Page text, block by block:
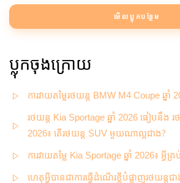
មើលប្លុកបន្ថែម
ប្លុកចុងក្រោយ
ការវាយតម្លៃរថយន្ត BMW M4 Coupe ឆ្នាំ
រថយន្ត Kia Sportage ឆ្នាំ 2026 ធៀបនឹង រ
2026៖ តើរថយន្ត SUV មួយណាល្អជាង?
ការវាយតម្លៃ Kia Sportage ឆ្នាំ 2026៖ អ្វី
ហេតុអ្វីបានជាការធ្វើដំណើរខ្លីបំផ្លាញរថយន្តជ